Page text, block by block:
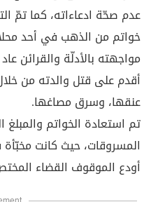
عدم صحّة ادعاءاته، كما تمّ
خواتم من الذهب في أحد
مواجهته بالأدلّة والقرائن
أقدم على قتل والدته من
عنقها، وسرق مصاغها.
تم استعادة الخواتم
المسروقات، حيث كانت
أودع الموقوف القضاء